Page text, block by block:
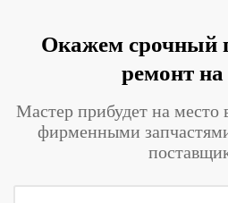
Окажем срочный
ремонт
Мастер прибудет на место
фирменными